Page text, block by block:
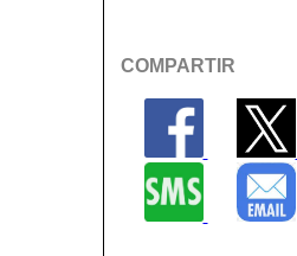
COMPARTIR